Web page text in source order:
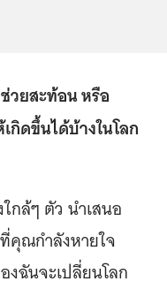
วยสะท้อน หรือ
กิดขึ้นได้บ้างในโลก
กล้ๆ ตัว นำเสนอ
คุณกำลังหายใจ
งฉันจะเปลี่ยนโลก